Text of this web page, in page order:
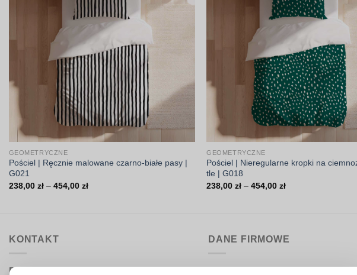
GEOMETRYCZNE
Pościel | Ręcznie malowane czarno-białe pasy |
G021
238,00 zł – 454,00 złZakres
GEOMETRYCZNE
Pościel | Nieregularne kropki na
tle | G018
238,00zł – 454,00złZakres
KONTAKT
Biuro obsługi:
DANE FIRMOWE